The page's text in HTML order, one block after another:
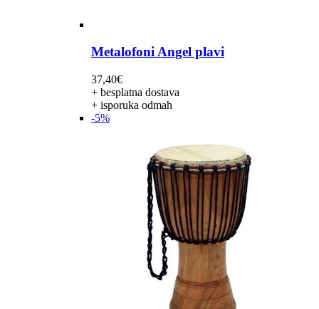
Metalofoni Angel plavi
37,40€
+ besplatna dostava
+ isporuka odmah
-5%